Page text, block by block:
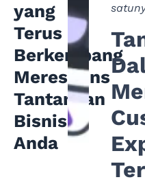
yang
Terus
Berkembang
Merespons
Tantangan
Bisnis
Anda